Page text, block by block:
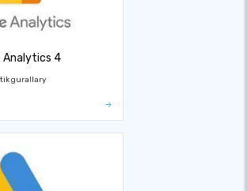
Analytics 4
gurallary